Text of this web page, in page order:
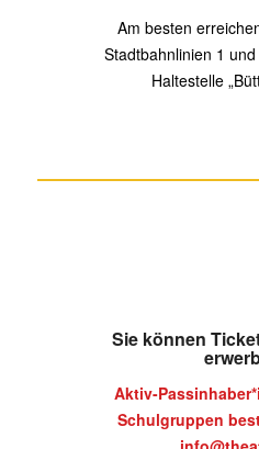
Am besten
Stadtbahnlinien 1
Haltestelle
Sie können
Aktiv-
Schulgruppen